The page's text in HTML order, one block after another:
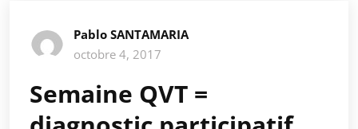
Pablo SANTAMARIA
octobre 4, 2017
Semaine QVT =